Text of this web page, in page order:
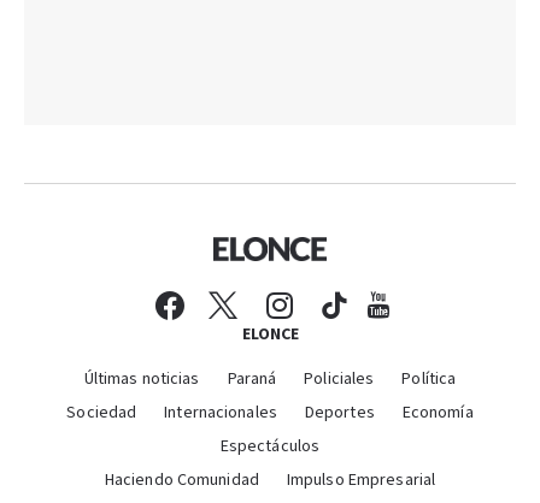
ELONCE
Últimas noticias Paraná Policiales
Política
Sociedad
Internacionales Deportes
Economía
Espectáculos
Haciendo Comunidad
Impulso Empresarial